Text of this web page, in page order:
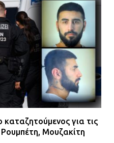
για τις
Μουζακίτη